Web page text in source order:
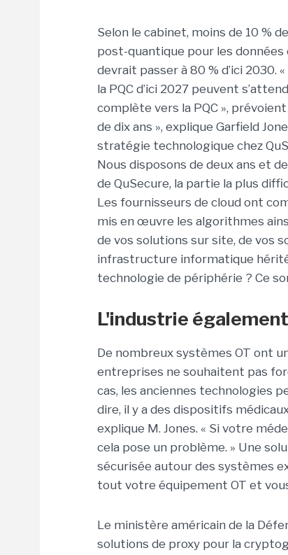
Selon le cabinet, moins de 10 %
post-quantique pour les
devrait passer à 80 % d’ici 2030.
la PQC d’ici 2027 peuvent
complète vers la PQC »,
de dix ans », explique Garfield
stratégie technologique chez
Nous disposons de deux ans et
de QuSecure, la partie la plus
Les fournisseurs de cloud ont
mis en œuvre les algorithmes
de vos solutions sur site, de vos
infrastructure informatique
technologie de périphérie ? Ce
L'industrie
De nombreux systèmes OT ont
entreprises ne souhaitent pas
cas, les anciennes technologies
dire, il y a des dispositifs
explique M. Jones. « Si votre
cela pose un problème. » Une
sécurisée autour des systèmes
tout votre équipement OT et
Le ministère américain de la
solutions de proxy pour la